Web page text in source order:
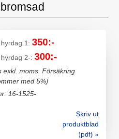
hyrdag 1:350:-
hyrdag 2-:300:-
exkl. moms. Försäkring
med 5%)
16-1525-
Skriv ut
produktblad
(pdf) »